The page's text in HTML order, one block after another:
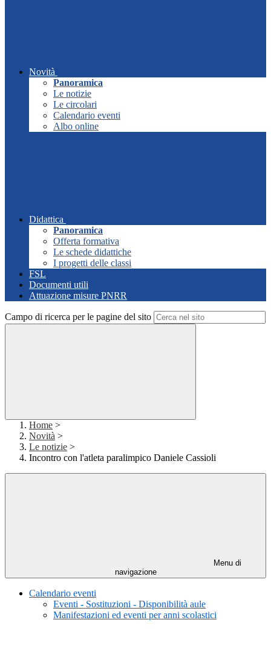
Novità
Panoramica
Le notizie
Le circolari
Calendario eventi
Albo online
Didattica
Panoramica
Offerta formativa
Le schede didattiche
I progetti delle classi
FSL
Documenti utili
Attuazione misure PNRR
Campo di ricerca per le pagine del sito
Home >
Novità >
Le notizie >
Incontro con l'atleta paralimpico Daniele Cassioli
Menu di
navigazione
Calendario eventi
Eventi - Sostituzioni - Disponibilità aule
Manifestazioni ed eventi per anni scolastici